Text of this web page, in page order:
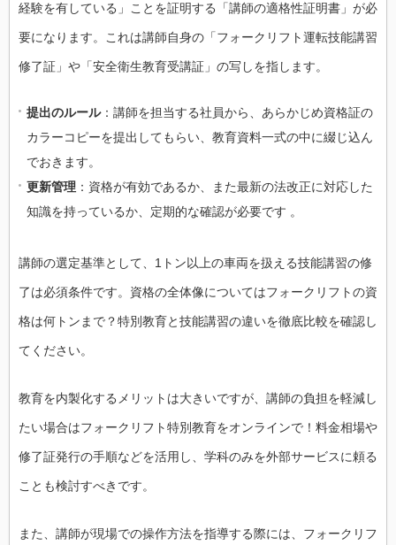
経験を有している」ことを証明する「講師の適格性証明書」が必
要になります。これは講師自身の「フォークリフト運転技能講習
修了証」や「安全衛生教育受講証」の写しを指します。
提出のルール：講師を担当する社員から、あらかじめ資格証の
カラーコピーを提出してもらい、教育資料一式の中に綴じ込ん
でおきます。
更新管理 ：資格が有効であるか、また最新の法改正に対応した
知識を持っているか、定期的な確認が必要です 。
講師の選定基準として、1トン以上の車両を扱える技能講習の修
了は必須条件です。資格の全体像についてはフォークリフトの資
格は何トンまで？特別教育と技能講習の違いを徹底比較を確認し
てください。
教育を内製化するメリットは大きいですが、講師の負担を軽減し
たい場合はフォークリフト特別教育をオンラインで！料金相場や
修了証発行の手順などを活用し、学科のみを外部サービスに頼る
ことも検討すべきです。
また、講師が現場での操作方法を指導する際には、フォークリフ